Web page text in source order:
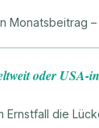
Monatsbeitrag
oder USA-
Ernstfall die